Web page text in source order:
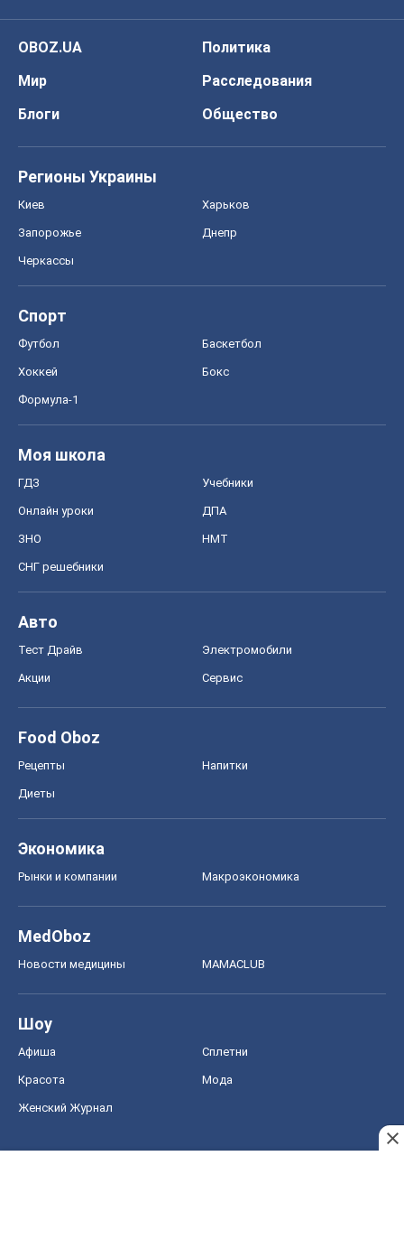
OBOZ.UA
Политика
Мир
Расследования
Блоги
Общество
Регионы Украины
Киев Харьков
Запорожье Днепр
Черкассы
Спорт
Футбол Баскетбол
Хоккей Бокс
Формула-1
Моя школа
ГДЗ Учебники
Онлайн уроки ДПА
ЗНО НМТ
СНГ решебники
Авто
Тест Драйв Электромобили
Акции Сервис
Food Oboz
Рецепты Напитки
Диеты
Экономика
Рынки и компании Mакроэкономика
MedOboz
Новости медицины MAMACLUB
Шоу
Афиша Сплетни
Красота Мода
Женский Журнал